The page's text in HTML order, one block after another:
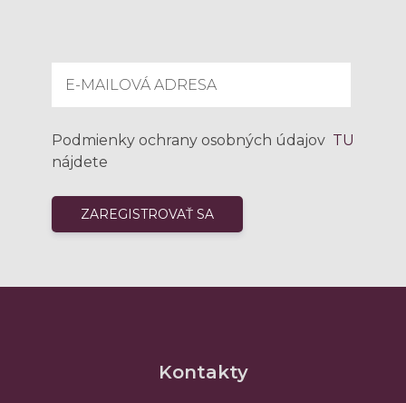
Podmienky ochrany osobných údajov
nájdete
TU
Kontakty